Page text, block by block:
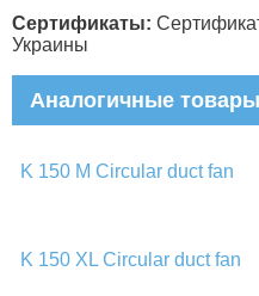
Сертификаты:
Украины
Аналогичные товары
K 150 M Circular duct fan
K 150 XL Circular duct fan